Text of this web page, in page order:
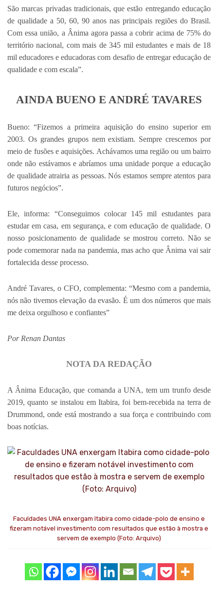
São marcas privadas tradicionais, que estão entregando educação
de qualidade a 50, 60, 90 anos nas principais regiões do Brasil.
Com essa união, a Ânima agora passa a cobrir acima de 75% do
território nacional, com mais de 345 mil estudantes e mais de 18
mil educadores e educadoras com desafio de entregar educação de
qualidade e com escala”.
AINDA BUENO E ANDRÉ TAVARES
Bueno: “Fizemos a primeira aquisição do ensino superior em
2003. Os grandes grupos nem existiam. Sempre crescemos por
meio de fusões e aquisições. Achávamos uma região ou um bairro
onde não estávamos e abríamos uma unidade porque a educação
de qualidade atrairia as pessoas. Nós estamos sempre atentos para
futuros negócios”.
Ele, informa: “Conseguimos colocar 145 mil estudantes para
estudar em casa, em segurança, e com educação de qualidade. O
nosso posicionamento de qualidade se mostrou correto. Não se
pode comemorar nada na pandemia, mas acho que Ânima vai sair
fortalecida desse processo.
André Tavares, o CFO, complementa: “Mesmo com a pandemia,
nós não tivemos elevação da evasão. É um dos números que mais
me deixa orgulhoso e confiantes”
Por Renan Dantas
NOTA DA REDAÇÃO
A Ânima Educação, que comanda a UNA, tem um trunfo desde
2019, quanto se instalou em Itabira, foi bem-recebida na terra de
Drummond, onde está mostrando a sua força e contribuindo com
boas notícias.
Faculdades UNA enxergam Itabira como cidade-polo de ensino e
fizeram notável investimento com resultados que estão à mostra e
servem de exemplo (Foto: Arquivo)